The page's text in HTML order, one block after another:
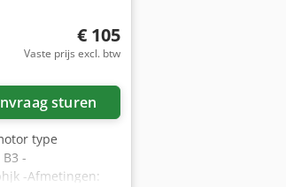
€ 105
Vaste prijs excl. btw
sturen
type
-
-Afmetingen: